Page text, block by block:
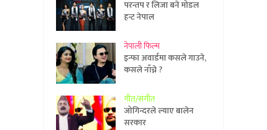
परन्तप र लिजा बने मोडल
हन्ट नेपाल
नेपाली फिल्म
इन्फा अवार्डमा कसले गाउने,
कसले नाँच्ने ?
गीत/संगीत
जोगिन्दरले ल्याए बालेन
सरकार